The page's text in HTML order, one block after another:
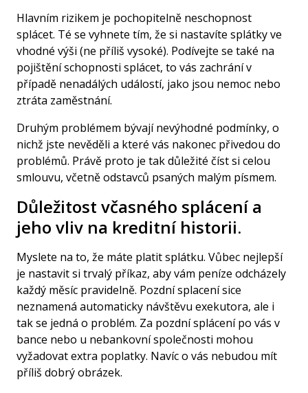
Hlavním rizikem je pochopitelně neschopnost
splácet. Té se vyhnete tím, že si nastavíte splátky ve
vhodné výši (ne příliš vysoké). Podívejte se také na
pojištění schopnosti splácet, to vás zachrání v
případě nenadálých událostí, jako jsou nemoc nebo
ztráta zaměstnání.
Druhým problémem bývají nevýhodné podmínky, o
nichž jste nevěděli a které vás nakonec přivedou do
problémů. Právě proto je tak důležité číst si celou
smlouvu, včetně odstavců psaných malým písmem.
Důležitost včasného splácení a
jeho vliv na kreditní historii.
Myslete na to, že máte platit splátku. Vůbec nejlepší
je nastavit si trvalý příkaz, aby vám peníze odcházely
každý měsíc pravidelně. Pozdní splacení sice
neznamená automaticky návštěvu exekutora, ale i
tak se jedná o problém. Za pozdní splácení po vás v
bance nebo u nebankovní společnosti mohou
vyžadovat extra poplatky. Navíc o vás nebudou mít
příliš dobrý obrázek.